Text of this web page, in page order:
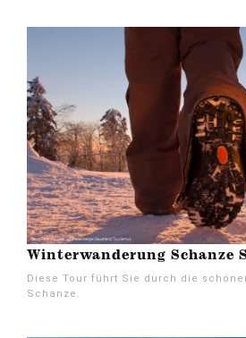
Winterwanderung Schanze
Diese Tour führt Sie durch die
Schanze.